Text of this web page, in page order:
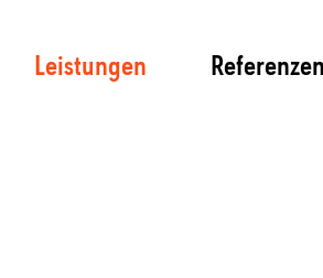
Leistungen Referenzen